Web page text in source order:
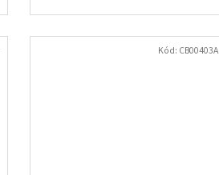
Kód: CB00403A